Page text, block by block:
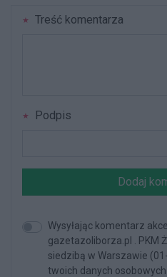
Treść komentarza
Podpis
Dodaj
Wysyłając komentarz
gazetazoliborza.pl . PKM
siedzibą w Warszawie
twoich danych